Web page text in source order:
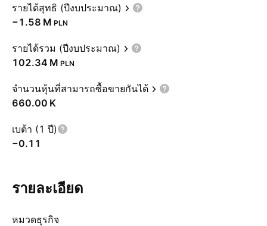
รายได้สุทธิ (ปีงบประมาณ)
‪−1.58 M‬ PLN
รายได้รวม (ปีงบประมาณ)
‪102.34 M‬ PLN
จำนวนหุ้นที่สามารถซื้อขายกันได้
‪660.00 K‬
เบต้า (1 ปี)
−0.11
รายละเอียด
หมวดธุรกิจ